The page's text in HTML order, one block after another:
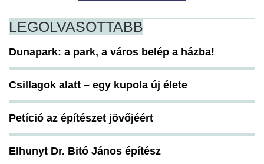
LEGOLVASOTTABB
Dunapark: a park, a város belép a házba!
Csillagok alatt – egy kupola új élete
Petíció az építészet jövőjéért
Elhunyt Dr. Bitó János építész